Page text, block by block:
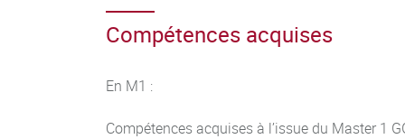
Chaque nouveau projet d’aménagement
publique, pose désormais la question des
fait partie intégrante de ces projets aux stades
Compétences acquises
En M1 :
Compétences acquises à l’issue du Master 1